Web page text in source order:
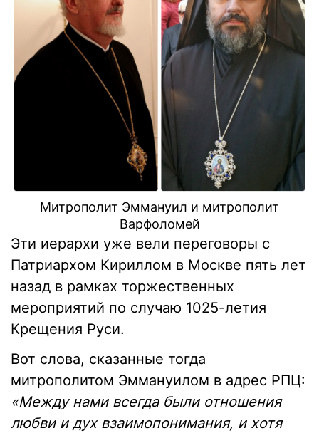
Митрополит Эммануил и митрополит
Варфоломей
Эти иерархи уже вели переговоры с
Патриархом Кириллом в Москве пять лет
назад в рамках торжественных
мероприятий по случаю 1025-летия
Крещения Руси.
Вот слова, сказанные тогда
митрополитом Эммануилом в адрес РПЦ:
«Между нами всегда были отношения
любви и дух взаимопонимания, и хотя